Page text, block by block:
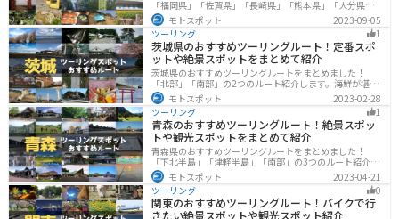
「福岡県」「佐賀県」「長崎県」「熊本県」「大分県」
「宮崎都」「鹿児島県」の各県の観光地紹介します。自
然豊かな山々や湖、温泉地が点在し、四季折々の景色を
楽しめるスポットが多数あります。バイクで九州にツー
リングに行く際は参考にしてください。
モトスポット
2023-09-05
ツーリング
1
茨城県のおすすめツーリングルート！定番スポ
ットや絶景スポットをまとめて紹介
茨城県のおすすめツーリングルートをまとめました！
「北部」「南部」の2つのルート紹介します。海鮮が堪能
できる港や梅の景勝地、自然豊かな山々があるのでツー
リングにもってこいです。バイクで茨城県にツーリング
に行く際は参考にしてください。
モトスポット
2023-02-28
ツーリング
1
青森のおすすめツーリングルート！絶景スポッ
トや観光スポットをまとめて紹介
青森県のおすすめツーリングルートをまとめました！
「下北半島」「津軽半島」「南部」の3つのルート紹介し
ます。自然に恵まれた風光明媚な景色や歴史文化に触れ
られる観光スポットが多くあります。バイクで青森県に
ツーリングに行く際は参考にしてください。
モトスポット
2023-04-21
ツーリング
0
関東のおすすめツーリングルート！バイクで行
きたい絶景スポットや観光スポット紹介